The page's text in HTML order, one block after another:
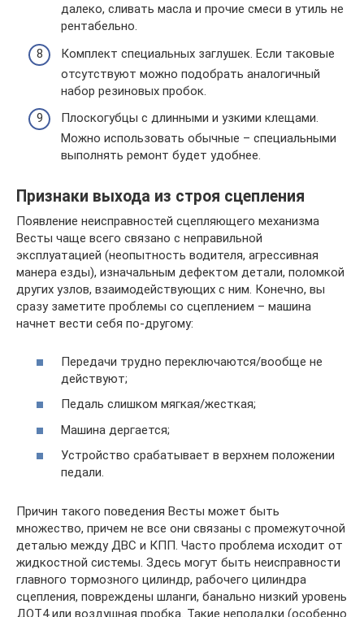
далеко, сливать масла и прочие смеси в утиль не
рентабельно.
Комплект специальных заглушек. Если таковые
отсутствуют можно подобрать аналогичный
набор резиновых пробок.
Плоскогубцы с длинными и узкими клещами.
Можно использовать обычные – специальными
выполнять ремонт будет удобнее.
Признаки выхода из строя сцепления
Появление неисправностей сцепляющего механизма
Весты чаще всего связано с неправильной
эксплуатацией (неопытность водителя, агрессивная
манера езды), изначальным дефектом детали, поломкой
других узлов, взаимодействующих с ним. Конечно, вы
сразу заметите проблемы со сцеплением – машина
начнет вести себя по-другому:
Передачи трудно переключаются/вообще не
действуют;
Педаль слишком мягкая/жесткая;
Машина дергается;
Устройство срабатывает в верхнем положении
педали.
Причин такого поведения Весты может быть
множество, причем не все они связаны с промежуточной
деталью между ДВС и КПП. Часто проблема исходит от
жидкостной системы. Здесь могут быть неисправности
главного тормозного цилиндр, рабочего цилиндра
сцепления, повреждены шланги, банально низкий уровень
ДОТ4 или воздушная пробка. Такие неполадки (особенно